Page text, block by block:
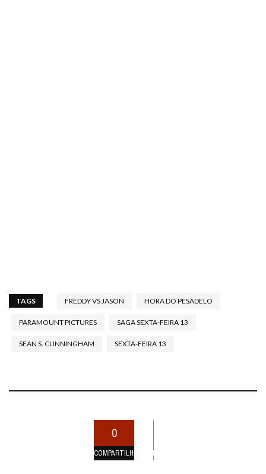
TAGS FREDDY VS JASON HORA DO PESADELO
PARAMOUNT PICTURES SAGA SEXTA-FEIRA 13
SEAN S. CUNNINGHAM SEXTA-FEIRA 13
0
COMPARTILHAMENTOS